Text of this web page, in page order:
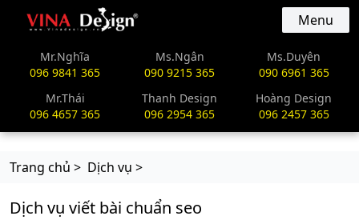
vinadesign.vn Menu
Mr.Nghĩa
096 9841 365
Ms.Ngân
090 9215 365
Ms.Duyên
090 6961 365
Mr.Thái
096 4657 365
Thanh Design
096 2954 365
Hoàng Design
096 2457 365
Trang chủ > Dịch vụ >
Dịch vụ viết bài chuẩn seo